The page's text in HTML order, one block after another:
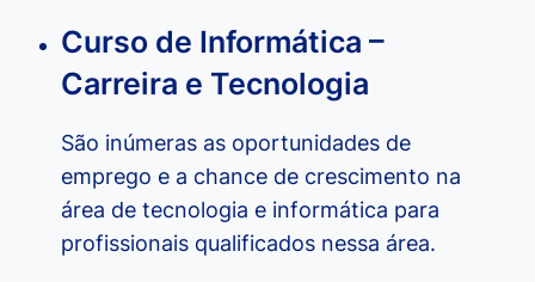
Curso de Informática –
Carreira e Tecnologia
São inúmeras as oportunidades de
emprego e a chance de crescimento na
área de tecnologia e informática para
profissionais qualificados nessa área.